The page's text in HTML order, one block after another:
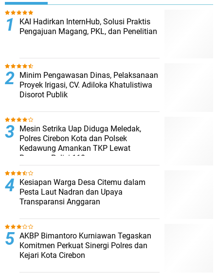
KAI Hadirkan InternHub, Solusi Praktis
Pengajuan Magang, PKL, dan Penelitian
Minim Pengawasan Dinas, Pelaksanaan
Proyek Irigasi, CV. Adiloka Khatulistiwa
Disorot Publik
Mesin Setrika Uap Diduga Meledak,
Polres Cirebon Kota dan Polsek
Kedawung Amankan TKP Lewat
Respons Polisi 110
Kesiapan Warga Desa Citemu dalam
Pesta Laut Nadran dan Upaya
Transparansi Anggaran
AKBP Bimantoro Kurniawan Tegaskan
Komitmen Perkuat Sinergi Polres dan
Kejari Kota Cirebon